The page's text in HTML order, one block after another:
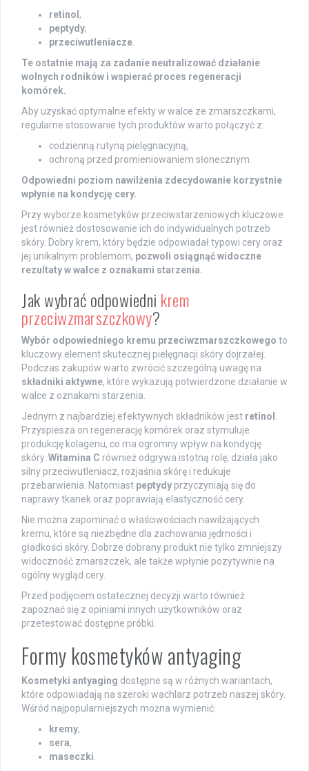
retinol,
peptydy,
przeciwutleniacze
Te ostatnie mają za zadanie neutralizować działanie
wolnych rodników i wspierać proces regeneracji
komórek.
Aby uzyskać optymalne efekty w walce ze zmarszczkami,
regularne stosowanie tych produktów warto połączyć z:
codzienną rutyną pielęgnacyjną,
ochroną przed promieniowaniem słonecznym.
Odpowiedni poziom nawilżenia zdecydowanie korzystnie
wpłynie na kondycję cery.
Przy wyborze kosmetyków przeciwstarzeniowych kluczowe
jest również dostosowanie ich do indywidualnych potrzeb
skóry. Dobry krem, który będzie odpowiadał typowi cery oraz
jej unikalnym problemom, pozwoli osiągnąć widoczne
rezultaty w walce z oznakami starzenia.
Jak wybrać odpowiedni krem
przeciwzmarszczkowy?
Wybór odpowiedniego kremu przeciwzmarszczkowego to
kluczowy element skutecznej pielęgnacji skóry dojrzałej.
Podczas zakupów warto zwrócić szczególną uwagę na
składniki aktywne, które wykazują potwierdzone działanie w
walce z oznakami starzenia.
Jednym z najbardziej efektywnych składników jest retinol
Przyspiesza on regenerację komórek oraz stymuluje
produkcję kolagenu, co ma ogromny wpływ na kondycję
skóry. Witamina C również odgrywa istotną rolę; działa jako
silny przeciwutleniacz, rozjaśnia skórę i redukuje
przebarwienia. Natomiast peptydy przyczyniają się do
naprawy tkanek oraz poprawiają elastyczność cery.
Nie można zapominać o właściwościach nawilżających
kremu, które są niezbędne dla zachowania jędrności i
gładkości skóry. Dobrze dobrany produkt nie tylko zmniejszy
widoczność zmarszczek, ale także wpłynie pozytywnie na
ogólny wygląd cery.
Przed podjęciem ostatecznej decyzji warto również
zapoznać się z opiniami innych użytkowników oraz
przetestować dostępne próbki.
Formy kosmetyków antyaging
Kosmetyki antyaging dostępne są w różnych wariantach,
które odpowiadają na szeroki wachlarz potrzeb naszej skóry.
Wśród najpopularniejszych można wymienić:
kremy,
sera,
maseczki